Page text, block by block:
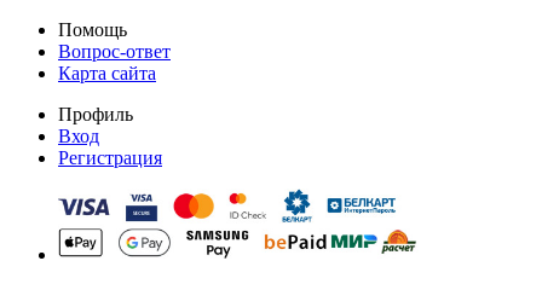
Помощь
Вопрос-ответ
Карта сайта
Профиль
Вход
Регистрация